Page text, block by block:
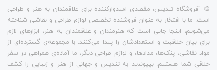
🎨 "فروشگاه تندیس، مقصدی امیدوارکننده برای علاقمندان به هنر و طراحی
است. ما با افتخار به عنوان فروشنده تخصصی لوازم طراحی و نقاشی شناخته
می‌شویم، اینجا جایی است که هنرمندان و علاقمندان به هنر، ابزارهای لازم
برای بیان خلاقیت و استعدادشان را پیدا می‌کنند. با مجموعه‌ی گسترده‌ای از
مواد نقاشی، پنک‌ها، مدادها، و لوازم طراحی دیگر، ما آماده‌ی همراهی در سفر
خلاقی شما هستیم. بپیوندید به تندیس و جهانی از هنر و زیبایی را کشف